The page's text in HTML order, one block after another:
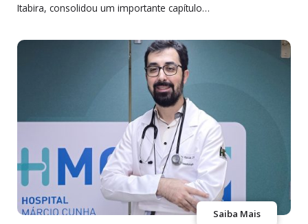
Itabira, consolidou um importante capítulo…
Saiba Mais